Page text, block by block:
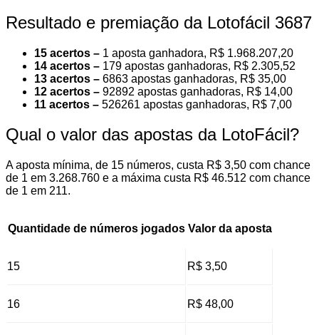
Resultado e premiação da Lotofácil 3687
15 acertos – 1 aposta ganhadora, R$ 1.968.207,20
14 acertos – 179 apostas ganhadoras, R$ 2.305,52
13 acertos – 6863 apostas ganhadoras, R$ 35,00
12 acertos – 92892 apostas ganhadoras, R$ 14,00
11 acertos – 526261 apostas ganhadoras, R$ 7,00
Qual o valor das apostas da LotoFácil?
A aposta mínima, de 15 números, custa R$ 3,50 com chance
de 1 em 3.268.760 e a máxima custa R$ 46.512 com chance
de 1 em 211.
Quantidade de números jogados Valor da aposta
15 R$ 3,50
16 R$ 48,00